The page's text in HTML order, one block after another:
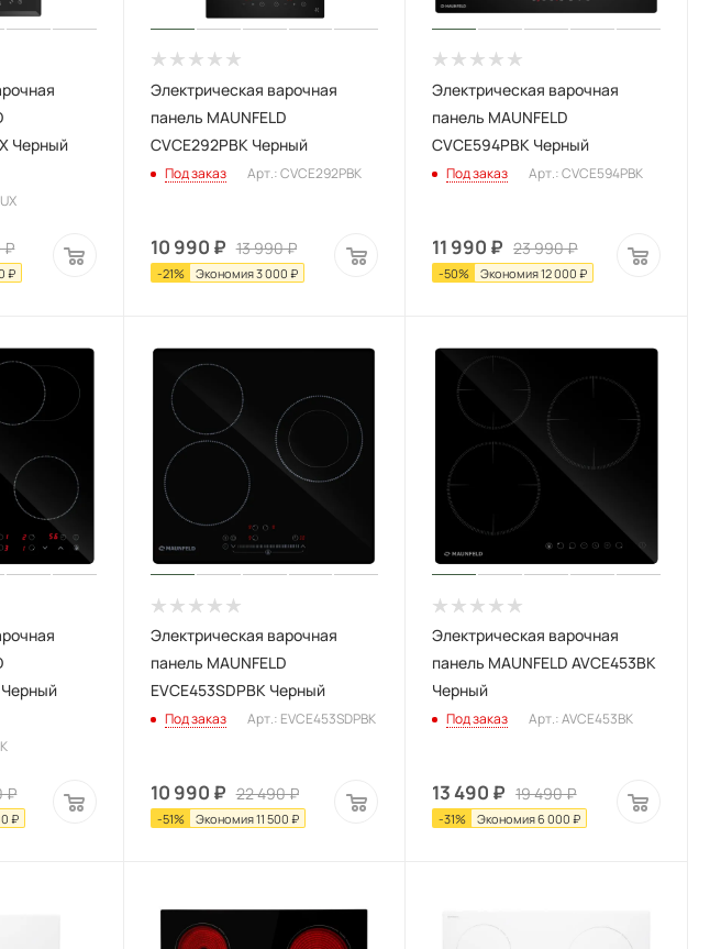
Черный
₽
₽
Электрическая варочная
панель MAUNFELD
CVCE292PBK Черный
Под заказ Арт.: CVCE292PBK
10 990 ₽ 13 990₽
-21% Экономия3 000 ₽
Электрическая варочная
панель MAUNFELD
CVCE594PBK Черный
Под заказ Арт.: CVCE594PBK
11 990 ₽ 23 990₽
-50% Экономия12 000 ₽
Черный
₽
₽
Электрическая варочная
панель MAUNFELD
EVCE453SDPBK Черный
Под заказ Арт.: EVCE453SDPBK
10 990 ₽ 22 490₽
-51% Экономия11 500 ₽
Электрическая варочная
панель MAUNFELD AVCE453BK
Черный
Под заказ Арт.: AVCE453BK
13 490 ₽ 19 490₽
-31% Экономия6 000 ₽